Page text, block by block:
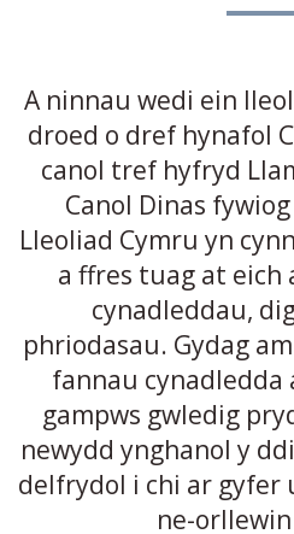
A ninnau wedi ein
droed o dref hynafol
canol tref hyfryd
Canol Dinas
Lleoliad Cymru yn
a ffres tuag at eich
cynadleddau,
phriodasau. Gydag
fannau cynadledda
gampws gwledig
newydd ynghanol y
delfrydol i chi ar gyfer
ne-